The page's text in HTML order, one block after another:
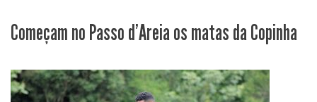
Começam no Passo d'Areia os matas da Copinha